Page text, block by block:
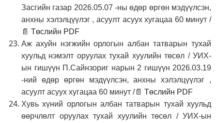
Засгийн газар 2026.05.07 -ны өдөр өргөн мэдүүлсэн,
анхны хэлэлцүүлэг , асуулт асуух хугацаа 60 минут /
📄 Төслийн PDF
Аж ахуйн нэгжийн орлогын албан татварын тухай
хуульд нэмэлт оруулах тухай хуулийн төсөл / УИХ-
ын гишүүн П.Сайнзориг нарын 2 гишүүн 2026.03.19
-ний өдөр өргөн мэдүүлсэн, анхны хэлэлцүүлэг ,
асуулт асуух хугацаа 60 минут /📄 Төслийн PDF
Хувь хүний орлогын албан татварын тухай хуульд
өөрчлөлт оруулах тухай хуулийн төсөл / УИХ-ын